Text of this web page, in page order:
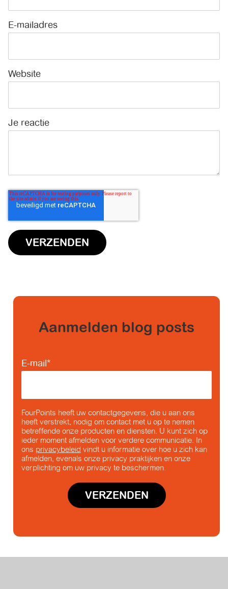
E-mailadres
Website
Je reactie
Aanmelden blog posts
E-mail*
FourPoints heeft uw contactgegevens, die u aan ons
heeft verstrekt, nodig om contact met u op te nemen
betreffende onze producten en diensten. U kunt zich op
ieder moment afmelden voor verdere communicatie. In
ons privacybeleid vindt u informatie over hoe u zich kan
afmelden, evenals onze privacy praktijken en onze
verplichting om uw privacy te beschermen.